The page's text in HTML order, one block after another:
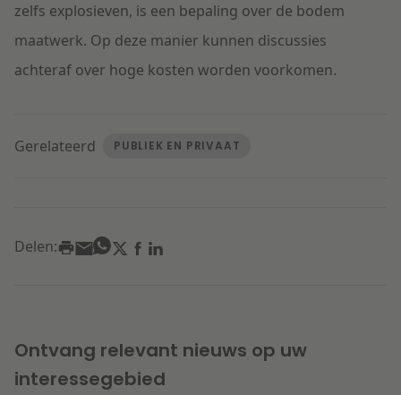
zelfs explosieven, is een bepaling over de bodem
maatwerk. Op deze manier kunnen discussies
achteraf over hoge kosten worden voorkomen.
Gerelateerd PUBLIEK EN PRIVAAT
Delen:
Ontvang relevant nieuws op uw
interessegebied